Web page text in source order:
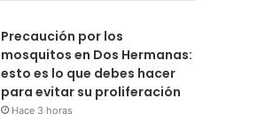
Precaución por los
mosquitos en Dos Hermanas:
esto es lo que debes hacer
para evitar su proliferación
Hace 3 horas